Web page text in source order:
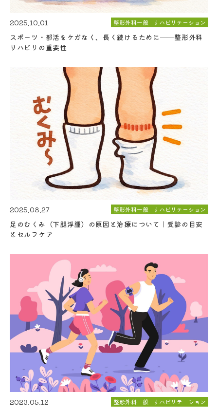
2025.10.01 整形外科一般 リハビリテーション
スポーツ・部活をケガなく、長く続けるために──整形外科
リハビリの重要性
2025.08.27 整形外科一般 リハビリテーション
足のむくみ（下腿浮腫）の原因と治療について｜受診の目安
とセルフケア
2023.05.12 整形外科一般 リハビリテーション